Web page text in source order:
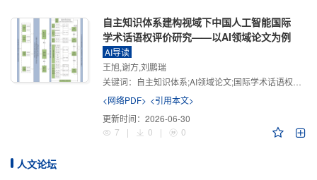
自主知识体系建构视域下中国人工智能国际
学术话语权评价研究——以AI领域论文为例
AI导读
王旭,谢方,刘鹏瑞
关键词： 自主知识体系;AI领域论文;国际学术话语权评价;学术影响力;学术感知力;学术传播力;学术引领力
<网络PDF> <引用本文>
更新时间： 2026-06-30
7
| 0 | 0
人文论坛